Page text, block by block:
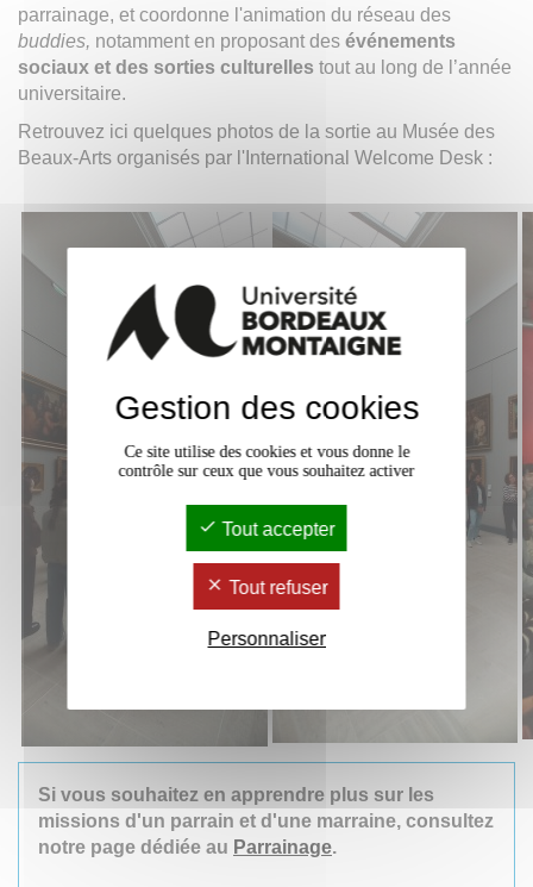
parrainage, et coordonne l'animation du réseau des
buddies, notamment en proposant des événements
sociaux et des sorties culturelles tout au long de l’année
universitaire.
Retrouvez ici quelques photos de la sortie au Musée des
Beaux-Arts organisés par l'International Welcome Desk :
Si vous souhaitez en apprendre plus sur les
missions d'un parrain et d'une marraine, consultez
notre page dédiée au Parrainage.
Gestion des cookies
Ce site utilise des cookies et vous donne le
contrôle sur ceux que vous souhaitez activer
Tout accepter
Tout refuser
Personnaliser